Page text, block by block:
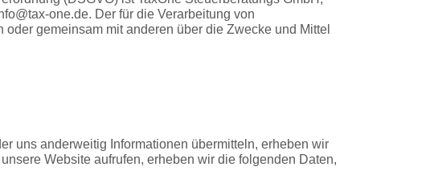
one.de. Der für die Verarbeitung von
gemeinsam mit anderen über die Zwecke und Mittel
uns anderweitig Informationen übermitteln, erheben wir
Website aufrufen, erheben wir die folgenden Daten,